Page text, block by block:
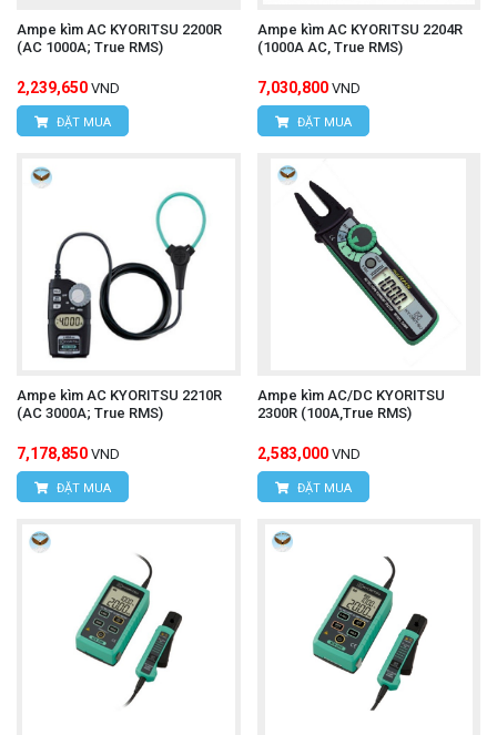
Ampe kìm AC KYORITSU 2200R
(AC 1000A; True RMS)
2,239,650 VND
ĐẶT MUA
Ampe kìm AC KYORITSU 2204R
(1000A AC, True RMS)
7,030,800 VND
ĐẶT MUA
Ampe kìm AC KYORITSU 2210R
(AC 3000A; True RMS)
7,178,850 VND
ĐẶT MUA
Ampe kìm AC/DC KYORITSU
2300R (100A,True RMS)
2,583,000 VND
ĐẶT MUA